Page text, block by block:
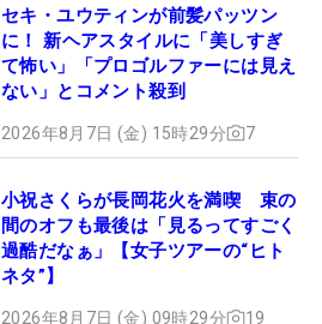
セキ・ユウティンが前髪パッツン
に！ 新ヘアスタイルに「美しすぎ
て怖い」「プロゴルファーには見え
ない」とコメント殺到
2026年8月7日 (金) 15時29分 7
小祝さくらが長岡花火を満喫 束の
間のオフも最後は「見るってすごく
過酷だなぁ」【女子ツアーの“ヒト
ネタ”】
2026年8月7日 (金) 09時29分 19